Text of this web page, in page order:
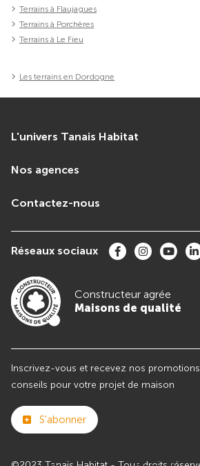
Terrains à Flaujagues
Terrains à Porchères
Terrains à Le Fieu
Les terrains en Dordogne
L'univers Tanais Habitat
Nos agences
Contactez-nous
Réseaux sociaux
Constructeur agrée
Maisons de qualité
Inscrivez-vous et recevez nos
conseils pour votre projet de maison
S'abonner